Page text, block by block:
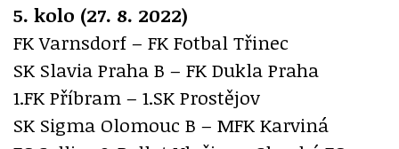
5. kolo (27. 8. 2022)
FK Varnsdorf – FK Fotbal Třinec
SK Slavia Praha B – FK Dukla Praha
1.FK Příbram – 1.SK Prostějov
SK Sigma Olomouc B – MFK Karviná